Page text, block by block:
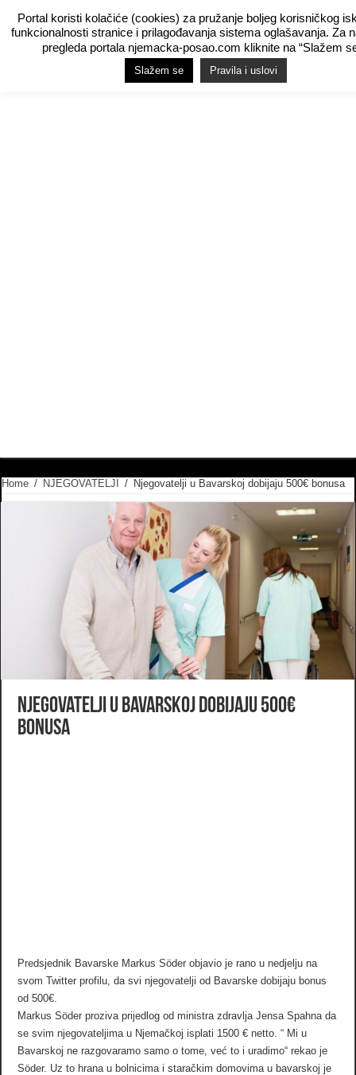
Home / NJEGOVATELJI / Njegovatelji u Bavarskoj dobijaju 500€ bonusa
Njegovatelji u Bavarskoj dobijaju 500€
bonusa
Predsjednik Bavarske Markus Söder objavio je rano u nedjelju na
svom Twitter profilu, da svi njegovatelji od Bavarske dobijaju bonus
od 500€.
Markus Söder proziva prijedlog od ministra zdravlja Jensa Spahna da
se svim njegovateljima u Njemačkoj isplati 1500 € netto. “ Mi u
Bavarskoj ne razgovaramo samo o tome, već to i uradimo“ rekao je
Söder. Uz to hrana u bolnicima i staračkim domovima u bavarskoj je
Portal koristi kolačiće (cookies) za pružanje boljeg korisničkog
funkcionalnosti stranice i prilagođavanja sistema oglašavanja. Za
pregleda portala njemacka-posao.com kliknite na “Slažem
Slažem se Pravila i uslovi